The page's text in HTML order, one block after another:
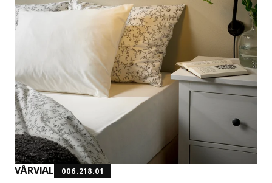
VÅRVIAL 006.218.01